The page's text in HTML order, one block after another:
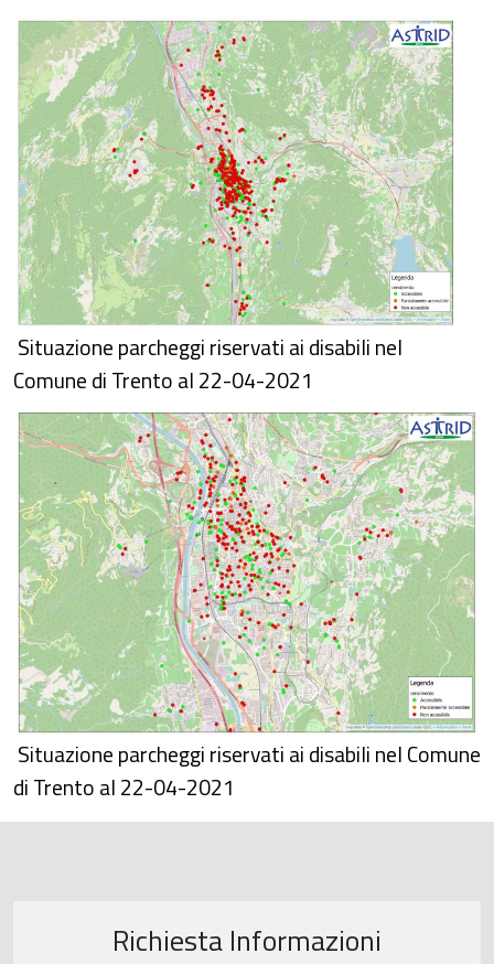
Situazione parcheggi riservati ai disabili nel
Comune di Trento al 22-04-2021
Situazione parcheggi riservati ai disabili nel Comune
di Trento al 22-04-2021
Richiesta Informazioni